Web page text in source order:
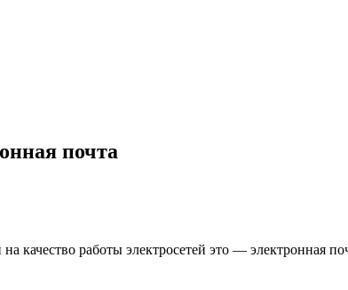
почта
работы электросетей это — электронная